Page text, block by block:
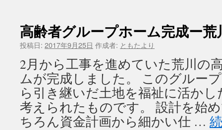
高齢者グループホーム完成ー荒
投稿日: 2017年9月25日 作成者: ともたより
2月から工事を進めていた荒川の
ムが完成しました。 このグルー
ら引き継いだ土地を福祉に活か
考えられたものです。 設計を始
ちろん資金計画から細かい仕 …